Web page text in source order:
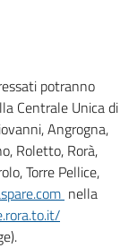
potranno
Centrale Unica di
Angrogna,
Roletto, Rorà,
Torre Pellice,
nella